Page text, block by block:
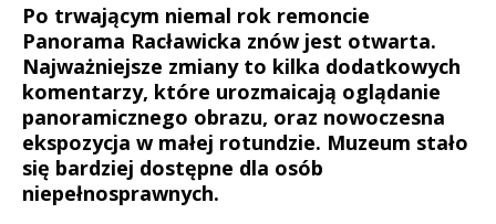
Po trwającym niemal rok remoncie
Panorama Racławicka znów jest otwarta.
Najważniejsze zmiany to kilka dodatkowych
komentarzy, które urozmaicają oglądanie
panoramicznego obrazu, oraz nowoczesna
ekspozycja w małej rotundzie. Muzeum stało
się bardziej dostępne dla osób
niepełnosprawnych.